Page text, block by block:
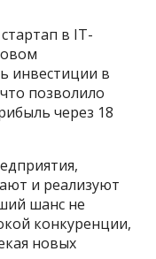
в IT-
инвестиции в
позволило
через 18
и реализуют
шанс не
конкуренции,
новых